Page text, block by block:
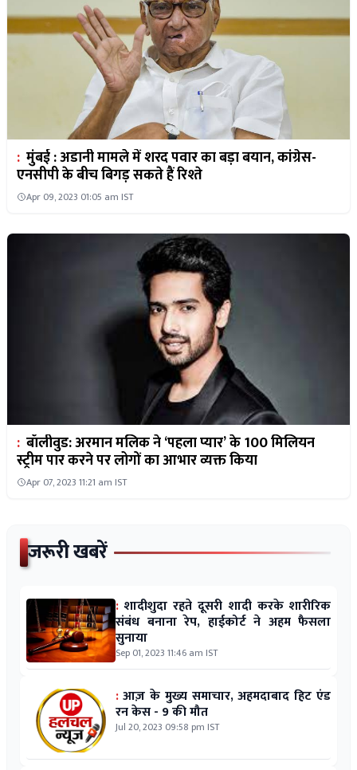
:
एनसीपी के बीच बिगड़ सकते हैं रिश्ते
Apr 09, 2023 01:05 am IST
:
स्ट्रीम पार करने पर लोगों का आभार व्यक्त किया
Apr 07, 2023 11:21 am IST
जरूरी खबरें
: शादीशुदा रहते दूसरी शादी करके शारीरिक
संबंध बनाना रेप, हाईकोर्ट ने अहम फैसला
सुनाया
Sep 01, 2023 11:46 am IST
:आज़ के मुख्य समाचार, अहमदाबाद हिट एंड
रन केस - 9 की मौत
Jul 20, 2023 09:58 pm IST